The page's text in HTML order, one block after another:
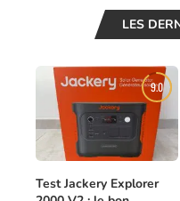
LES
9.0
Test Jackery Explorer